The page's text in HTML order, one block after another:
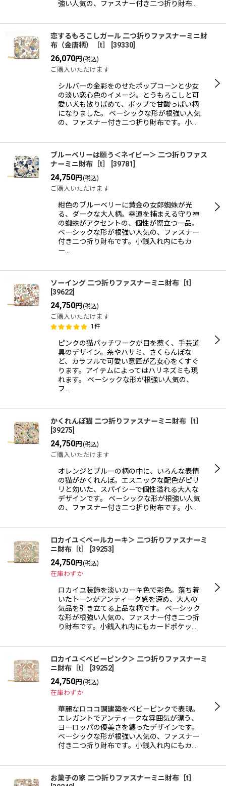
強い人気の、ファスナー付き二つ折り財布…
恋するもろこしガール 二つ折りファスナーミニ財
布（金唐柄）［t］
39330
26,070円 (税込)
ご購入いただけます
シルバーの金彩をのせたポップコーンと少女
の淡い恋心色のイメージ。とうもろこしと可
愛い犬も散りばめて、ポップで甘酸っぱい柄
になりました。 ベーシックな形が根強い人気
の、ファスナー付き二つ折り財布です。小…
ブルーベリーは願う＜ネイビー＞ 二つ折りファス
ナーミニ財布［t］
39781
24,750円 (税込)
ご購入いただけます
紺色のブルーベリーに黄金の女郎蜘蛛が光
る、ダークな大人柄。幸運を捕まえる守り神
の蜘蛛がアクセントの、個性が際立つ一品。
ベーシックな形が根強い人気の、ファスナー
付き二つ折り財布です。小銭入れ内にもカ
ー…
ソーイング 二つ折りファスナーミニ財布［t］
39622
24,750円 (税込)
ご購入いただけます
1 件
ピンクの猫パッチワークが目を惹く、手芸道
具のデザイン。糸やハサミ、さくらんぼな
ど、カラフルで可愛い意匠が乙女心をくすぐ
ります。アイテムによってはハリネズミも現
れます。 ベーシックな形が根強い人気の、
フ…
かくれんぼ猫 二つ折りファスナーミニ財布［t］
39275
24,750円 (税込)
ご購入いただけます
オレンジとブルーの柄の中に、いろんな表情
の猫がかくれんぼ。エスニックな配色がピリ
リと効いた、スパイシーで個性溢れる大人な
デザインです。 ベーシックな形が根強い人気
の、ファスナー付き二つ折り財布です。小…
ロカイユ＜ペールカーキ＞ 二つ折りファスナーミ
ニ財布［t］
39253
24,750円 (税込)
在庫わずか
ロカイユ装飾を淡いカーキ色で彩色。落ち着
いたトーンがアンティーク感を深め、大人の
気品を引き立てる上品な柄です。 ベーシック
な形が根強い人気の、ファスナー付き二つ折
り財布です。小銭入れ内にもカードポケッ…
ロカイユ＜ベビーピンク＞ 二つ折りファスナーミ
ニ財布［t］
39252
24,750円 (税込)
在庫わずか
華麗なロココ調建築をベビーピンクで表現。
エレガントでアンティークな雰囲気が漂う、
ヨーロッパの優美さを纏ったデザインです。
ベーシックな形が根強い人気の、ファスナー
付き二つ折り財布です。小銭入れ内にもカ…
お菓子の家 二つ折りファスナーミニ財布［t］